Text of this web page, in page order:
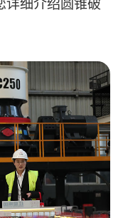
详细介绍圆锥破